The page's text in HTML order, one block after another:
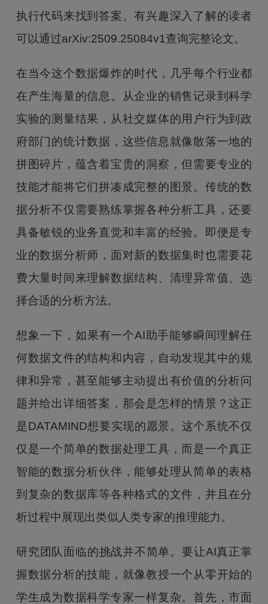
执行代码来找到答案。有兴趣深入了解的读者
可以通过arXiv:2509.25084v1查询完整论文。
在当今这个数据爆炸的时代，几乎每个行业都
在产生海量的信息。从企业的销售记录到科学
实验的测量结果，从社交媒体的用户行为到政
府部门的统计数据，这些信息就像散落一地的
拼图碎片，蕴含着宝贵的洞察，但需要专业的
技能才能将它们拼凑成完整的图景。传统的数
据分析不仅需要熟练掌握各种分析工具，还要
具备敏锐的业务直觉和丰富的经验。即便是专
业的数据分析师，面对新的数据集时也需要花
费大量时间来理解数据结构、清理异常值、选
择合适的分析方法。
想象一下，如果有一个AI助手能够瞬间理解任
何数据文件的结构和内容，自动发现其中的规
律和异常，甚至能够主动提出有价值的分析问
题并给出详细答案，那会是怎样的情景？这正
是DATAMIND想要实现的愿景。这个系统不仅
仅是一个简单的数据处理工具，而是一个真正
智能的数据分析伙伴，能够处理从简单的表格
到复杂的数据库等各种格式的文件，并且在分
析过程中展现出类似人类专家的推理能力。
研究团队面临的挑战并不简单。要让AI真正掌
握数据分析的技能，就像教授一个从零开始的
学生成为数据科学专家一样复杂。首先，市面